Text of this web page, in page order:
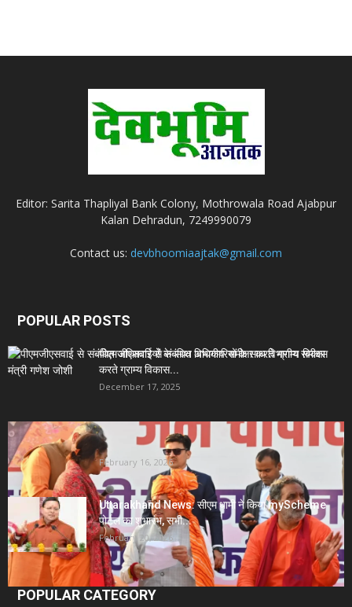
Editor: Sarita Thapliyal Bank Colony, Mothrowala Road Ajabpur
Kalan Dehradun, 7249990079
Contact us: devbhoomiaajtak@gmail.com
POPULAR POSTS
पीएमजीएसवाई से संबंधित अधिकारियों के साथ विभागीय समीक्षा
करते ग्राम्य विकास...
December 17, 2025
Uttarakhand News- सीएम धामी सख्त: जनता की समस्याओं
पर देरी बर्दाश्त...
February 16, 2026
Uttarakhand News: सीएम धामी ने किया myScheme
पोर्टल का शुभारंभ, सभी...
February 20, 2026
POPULAR CATEGORY